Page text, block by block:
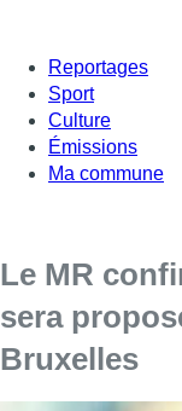
Reportages
Sport
Culture
Émissions
Ma commune
Le MR
sera
Bruxelles